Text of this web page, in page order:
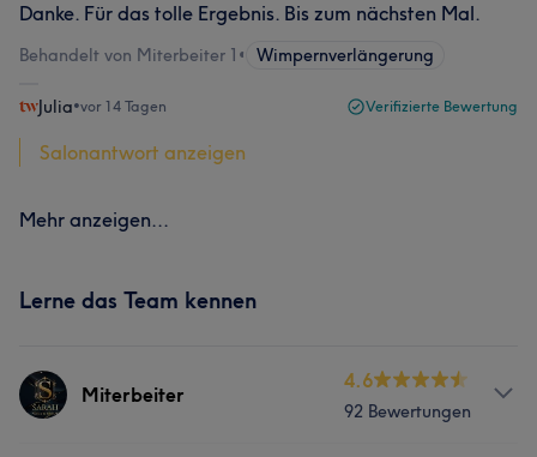
Danke. Für das tolle Ergebnis. Bis zum nächsten Mal.
Behandelt von Miterbeiter 1 • Wimpernverlängerung
Julia•vor 14 Tagen Verifizierte Bewertung
Salonantwort anzeigen
Mehr anzeigen...
Lerne das Team kennen
Miterbeiter
4.6
92 Bewertungen